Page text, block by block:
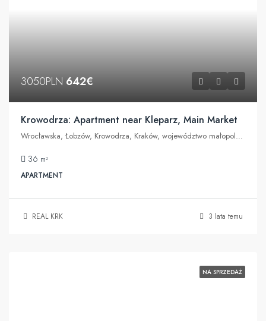
3050PLN 642€
Krowodrza: Apartment near Kleparz, Main Market
Wrocławska, Łobzów, Krowodrza, Kraków, województwo małopolskie, 31-307, Polska
36 m²
APARTMENT
REAL KRK 3 lata temu
NA SPRZEDAŻ